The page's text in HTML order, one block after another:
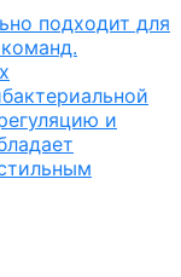
подходит для
и